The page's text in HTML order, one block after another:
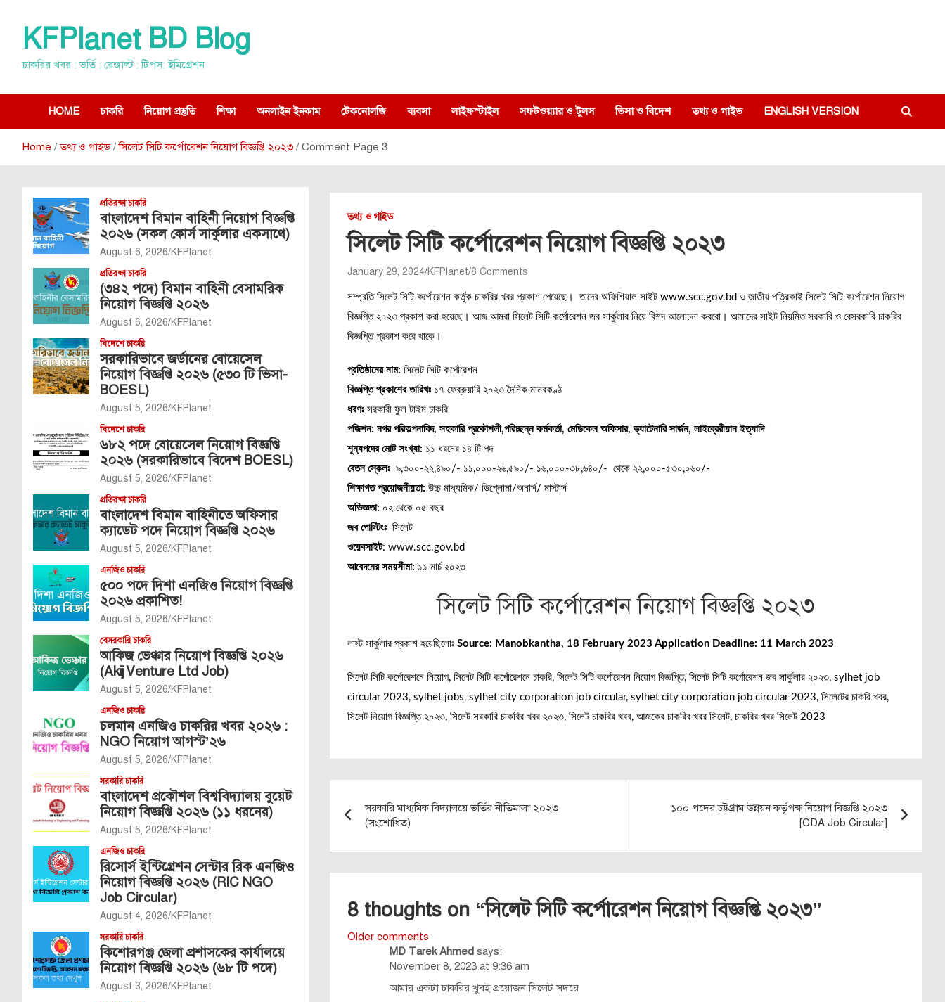
contentKFPlanet BD Blog
চাকরির খবর : ভর্তি : রেজাল্ট : টিপস: ইমিগ্রেশন
HOME চাকরি নিয়োগ প্রস্তুতি শিক্ষা অনলাইন ইনকাম টেকনোলজি ব্যবসা লাইফস্টাইল সফটওয়্যার ও টুলস ভিসা ও বিদেশ তথ্য ও গাইড ENGLISH VERSION
Home তথ্য ও গাইড সিলেট সিটি কর্পোরেশন নিয়োগ বিজ্ঞপ্তি ২০২৩ Comment Page 3
তথ্য ও গাইড
সিলেট সিটি কর্পোরেশন নিয়োগ বিজ্ঞপ্তি ২০২৩
January 29, 2024 KFPlanet 8 Comments
সম্প্রতি সিলেট সিটি কর্পোরেশন কর্তৃক চাকরির খবর প্রকাশ পেয়েছে। তাদের অফিশিয়াল সাইট www.scc.gov.bd ও জাতীয় পত্রিকাই সিলেট সিটি কর্পোরেশন নিয়োগ
বিজ্ঞপ্তি ২০২৩ প্রকাশ করা হয়েছে। আজ আমরা সিলেট সিটি কর্পোরেশন জব সার্কুলার নিয়ে বিশদ আলোচনা করবো। আমাদের সাইট নিয়মিত সরকারি ও বেসরকারি চাকরির
বিজ্ঞপ্তি প্রকাশ করে থাকে।
প্রতিষ্ঠানের নাম: সিলেট সিটি কর্পোরেশন
বিজ্ঞপ্তি প্রকাশের তারিখঃ১৭ ফেব্রুয়ারি ২০২৩ দৈনিক মানবকণ্ঠ
ধরণঃসরকারী ফুল টাইম চাকরি
পজিশন: নগর পরিকল্পনাবিদ, সহকারি প্রকৌশলী,পরিচ্ছন্ন কর্মকর্তা, মেডিকেল অফিসার, ভ্যাটেনারি সার্জন, লাইব্রেরীয়ান ইত্যাদি
শূন্যপদের মোট সংখ্যা: ১১ ধরনের ১৪ টি পদ
বেতন স্কেলঃ৯,৩০০-২২,৪৯০/- ১১,০০০-২৬,৫৯০/- ১৬,০০০-৩৮,৬৪০/- থেকে ২২,০০০-৫৩০,০৬০/-
শিক্ষাগত প্রয়োজনীয়তা: উচ্চ মাধ্যমিক/ ডিপ্লোমা/অনার্স/ মাস্টার্স
অভিজ্ঞতা: ০২ থেকে ০৫ বছর
জব পোস্টিংঃসিলেট
ওয়েবসাইট: www.scc.gov.bd
আবেদনের সময়সীমা: ১১ মার্চ ২০২৩
সিলেট সিটি কর্পোরেশন নিয়োগ বিজ্ঞপ্তি ২০২৩
লাস্ট সার্কুলার প্রকাশ হয়েছিলোঃSource: Manobkantha, 18 February 2023 Application Deadline: 11 March 2023
সিলেট সিটি কর্পোরেশনে নিয়োগ, সিলেট সিটি কর্পোরেশনে চাকরি, সিলেট সিটি কর্পোরেশন নিয়োগ বিজ্ঞপ্তি, সিলেট সিটি কর্পোরেশন জব সার্কুলার ২০২৩, sylhet job
circular 2023, sylhet jobs, sylhet city corporation job circular, sylhet city corporation job circular 2023, সিলেটের চাকরি খবর,
সিলেট নিয়োগ বিজ্ঞপ্তি ২০২৩, সিলেট সরকারি চাকরির খবর ২০২৩, সিলেট চাকরির খবর, আজকের চাকরির খবর সিলেট, চাকরির খবর সিলেট 2023
navigation
সরকারি মাধ্যমিক বিদ্যালয়ে ভর্তির নীতিমালা ২০২৩
(সংশোধিত)
১০০ পদের চট্টগ্রাম উন্নয়ন কর্তৃপক্ষ নিয়োগ বিজ্ঞপ্তি ২০২৩
[CDA Job Circular]
8 thoughts on “সিলেট সিটি কর্পোরেশন নিয়োগ বিজ্ঞপ্তি ২০২৩”
Comments
navigation
Older comments
MD Tarek Ahmed says:
November 8, 2023 at 9:36 am
আমার একটা চাকরির খুবই প্রয়োজন সিলেট সদরে
প্রতিরক্ষা চাকরি
বাংলাদেশ বিমান বাহিনী নিয়োগ বিজ্ঞপ্তি
২০২৬ (সকল কোর্স সার্কুলার একসাথে)
August 6, 2026 KFPlanet
প্রতিরক্ষা চাকরি
(৩৪২ পদে) বিমান বাহিনী বেসামরিক
নিয়োগ বিজ্ঞপ্তি ২০২৬
August 6, 2026 KFPlanet
বিদেশে চাকরি
সরকারিভাবে জর্ডানের বোয়েসেল
নিয়োগ বিজ্ঞপ্তি ২০২৬ (৫৩০ টি ভিসা-
BOESL)
August 5, 2026 KFPlanet
বিদেশে চাকরি
৬৮২ পদে বোয়েসেল নিয়োগ বিজ্ঞপ্তি
২০২৬ (সরকারিভাবে বিদেশ BOESL)
August 5, 2026 KFPlanet
প্রতিরক্ষা চাকরি
বাংলাদেশ বিমান বাহিনীতে অফিসার
ক্যাডেট পদে নিয়োগ বিজ্ঞপ্তি ২০২৬
August 5, 2026 KFPlanet
এনজিও চাকরি
৫০০ পদে দিশা এনজিও নিয়োগ বিজ্ঞপ্তি
২০২৬ প্রকাশিত!
August 5, 2026 KFPlanet
বেসরকারি চাকরি
আকিজ ভেঞ্চার নিয়োগ বিজ্ঞপ্তি ২০২৬
(Akij Venture Ltd Job)
August 5, 2026 KFPlanet
এনজিও চাকরি
চলমান এনজিও চাকরির খবর ২০২৬ :
NGO নিয়োগ আগস্ট’২৬
August 5, 2026 KFPlanet
সরকারি চাকরি
বাংলাদেশ প্রকৌশল বিশ্ববিদ্যালয় বুয়েট
নিয়োগ বিজ্ঞপ্তি ২০২৬ (১১ ধরনের)
August 5, 2026 KFPlanet
এনজিও চাকরি
রিসোর্স ইন্টিগ্রেশন সেন্টার রিক এনজিও
নিয়োগ বিজ্ঞপ্তি ২০২৬ (RIC NGO
Job Circular)
August 4, 2026 KFPlanet
সরকারি চাকরি
কিশোরগঞ্জ জেলা প্রশাসকের কার্যালয়ে
নিয়োগ বিজ্ঞপ্তি ২০২৬ (৬৮ টি পদে)
August 3, 2026 KFPlanet